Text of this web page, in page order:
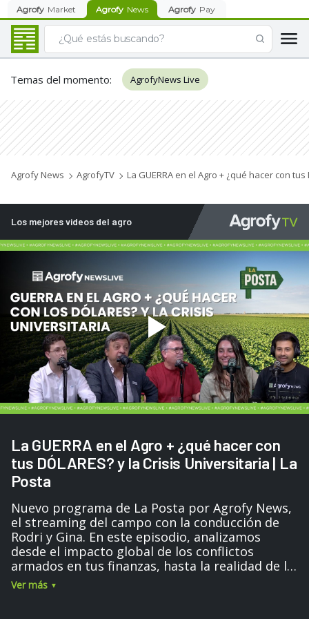
Agrofy Market Agrofy News Agrofy Pay
Temas del momento: AgrofyNews Live
Agrofy News AgrofyTV La GUERRA en el Agro + ¿qué hacer con
Los mejores videos del agro
La GUERRA en el Agro + ¿qué hacer con
tus DÓLARES? y la Crisis Universitaria | La
Posta
Nuevo programa de La Posta por Agrofy News,
el streaming del campo con la conducción de
Rodri y Gina. En este episodio, analizamos
desde el impacto global de los conflictos
armados en tus finanzas, hasta la realidad de la
educación universitaria y los eventos más
Ver más